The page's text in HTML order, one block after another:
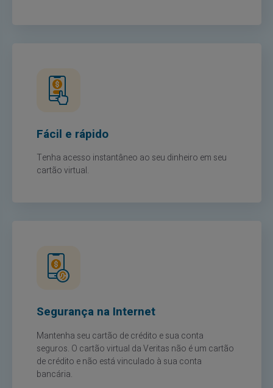
Fácil e rápido
Tenha acesso instantâneo ao seu dinheiro em seu
cartão virtual.
Segurança na Internet
Mantenha seu cartão de crédito e sua conta
seguros. O cartão virtual da Veritas não é um cartão
de crédito e não está vinculado à sua conta
bancária.